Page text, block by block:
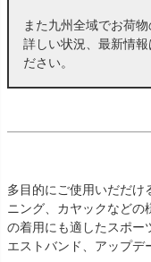
また九州全域でお荷
詳しい状況、最新情
ださい。
多目的にご使用いだだけ
ニング、カヤックなどの
の着用にも適したスポー
エストバンド、アップデ